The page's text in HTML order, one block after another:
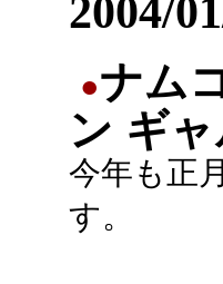
2004/
●ナム
ン ギ
今年も正
す。